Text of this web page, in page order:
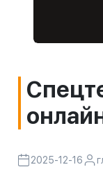
2025-12-16